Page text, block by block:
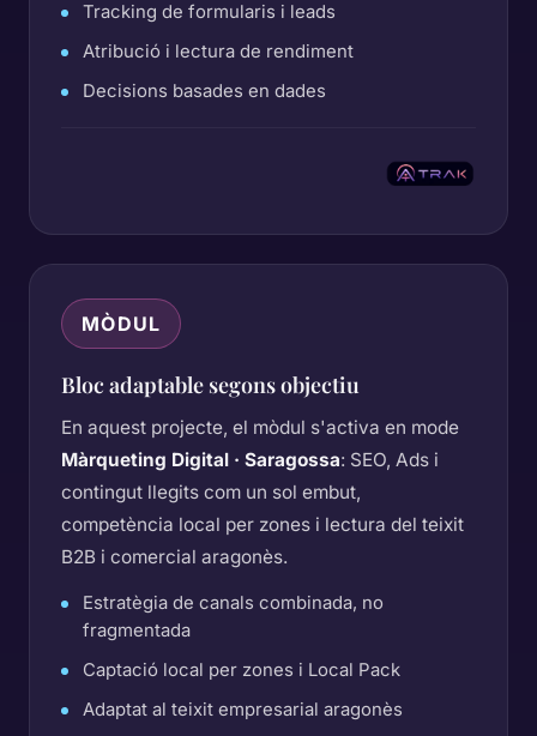
Tracking de formularis i leads
Atribució i lectura de rendiment
Decisions basades en dades
MÒDUL
Bloc adaptable segons objectiu
En aquest projecte, el mòdul s'activa en mode
Màrqueting Digital · Saragossa: SEO, Ads i
contingut llegits com un sol embut,
competència local per zones i lectura del teixit
B2B i comercial aragonès.
Estratègia de canals combinada, no
fragmentada
Captació local per zones i Local Pack
Adaptat al teixit empresarial aragonès